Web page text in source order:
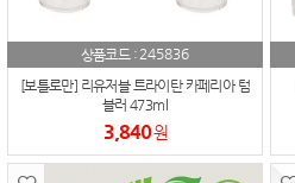
상품코드 :245836
[보틀로만] 리유저블 트라이탄 카페리아 텀
블러 473ml
3,840원